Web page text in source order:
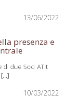
13/06/2022
presenza e
due Soci ATIt
10/03/2022